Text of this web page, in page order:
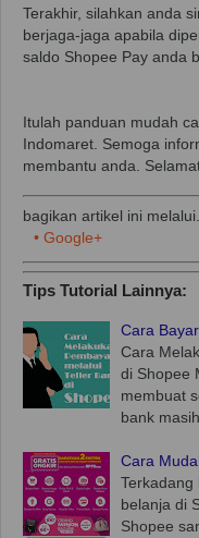
Terakhir, silahkan anda
berjaga-jaga apabila
saldo Shopee Pay anda
Itulah panduan mudah
Indomaret. Semoga
membantu anda.
bagikan artikel ini
• Google+
Tips Tutorial Lainnya:
Cara
Cara
di Shopee
membuat
bank
Cara
belanja di
Shopee